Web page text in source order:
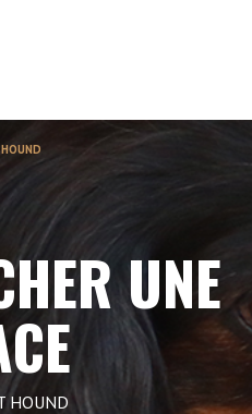
GÉNÉTIQUE
UNE RACEUNE
HOUND